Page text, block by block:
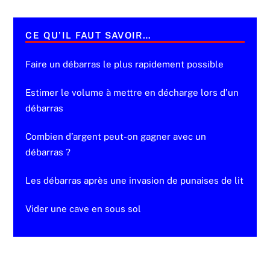
CE QU’IL FAUT SAVOIR…
Faire un débarras le plus rapidement possible
Estimer le volume à mettre en décharge lors d’un
débarras
Combien d’argent peut-on gagner avec un
débarras ?
Les débarras après une invasion de punaises de lit
Vider une cave en sous sol